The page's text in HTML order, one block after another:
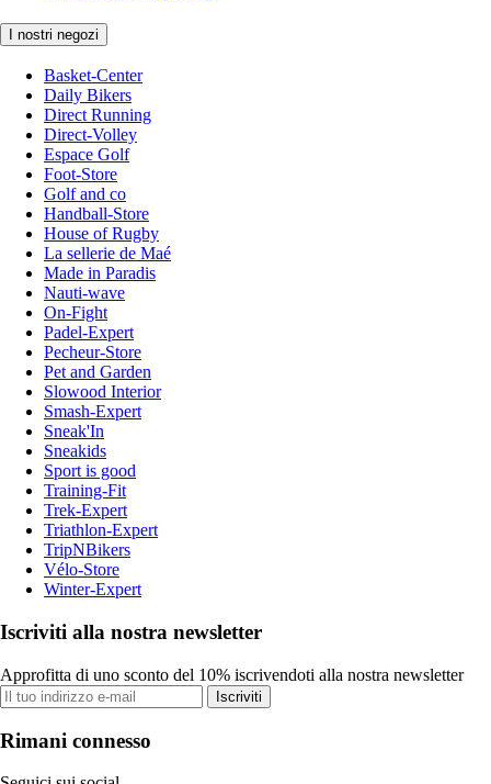
I nostri negozi
Basket-Center
Daily Bikers
Direct Running
Direct-Volley
Espace Golf
Foot-Store
Golf and co
Handball-Store
House of Rugby
La sellerie de Maé
Made in Paradis
Nauti-wave
On-Fight
Padel-Expert
Pecheur-Store
Pet and Garden
Slowood Interior
Smash-Expert
Sneak'In
Sneakids
Sport is good
Training-Fit
Trek-Expert
Triathlon-Expert
TripNBikers
Vélo-Store
Winter-Expert
Iscriviti alla nostra newsletter
Approfitta di uno sconto del 10% iscrivendoti alla nostra newsletter
Iscriviti
Rimani connesso